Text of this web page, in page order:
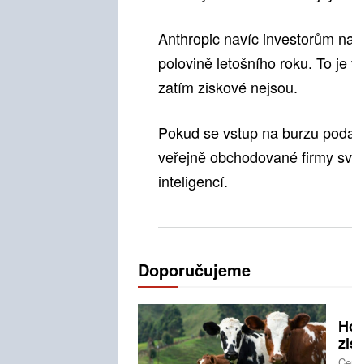
Anthropic navíc investorům
polovině letošního roku. To
zatím ziskové nejsou.
Pokud se vstup na burzu
veřejně obchodované firmy
inteligencí.
Doporučujeme